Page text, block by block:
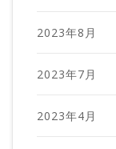
2023年8月
2023年7月
2023年4月